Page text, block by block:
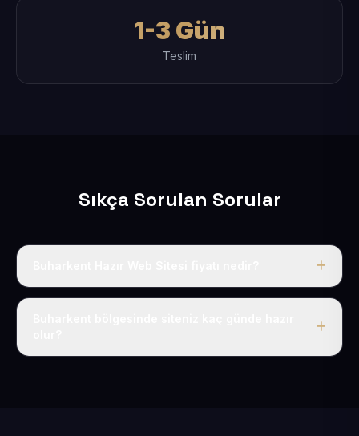
1-3 Gün
Teslim
Sıkça Sorulan Sorular
Tek fiyat uygulanır: yıllık 50 USD + KDV. Bu bedele alan